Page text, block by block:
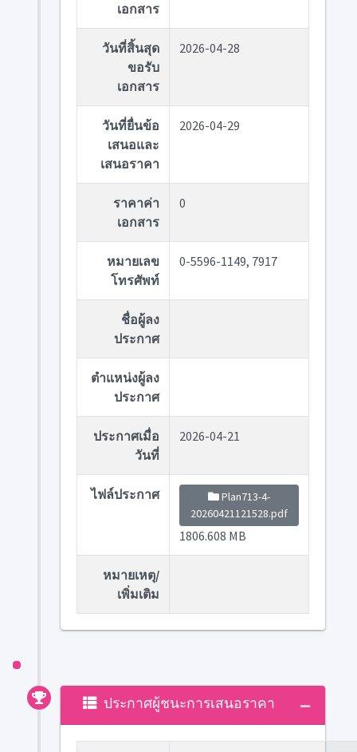
เอกสาร
วันที่สิ้นสุด
ขอรับ
เอกสาร
2026-04-28
วันที่ยื่นข้อ
เสนอและ
เสนอราคา
2026-04-29
ราคาค่า
เอกสาร
0
หมายเลข
โทรศัพท์
0-5596-1149, 7917
ชื่อผู้ลง
ประกาศ
ตำแหน่งผู้ลง
ประกาศ
ประกาศเมื่อ
วันที่
2026-04-21
ไฟล์ประกาศ
Plan713-4-
20260421121528.pdf
1806.608 MB
หมายเหตุ/
เพิ่มเติม
ประกาศผู้ชนะการเสนอราคา